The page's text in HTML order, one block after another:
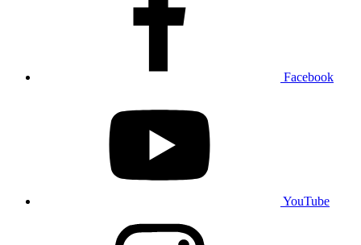
Facebook
YouTube